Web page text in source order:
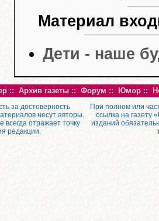
Материал
Дети - наше
:: Архив газеты :: Форум :: Юмор ::
за достоверность
несут авторы.
всегда отражает точку
редакции.
При полном или
ссылка на газету
изданий